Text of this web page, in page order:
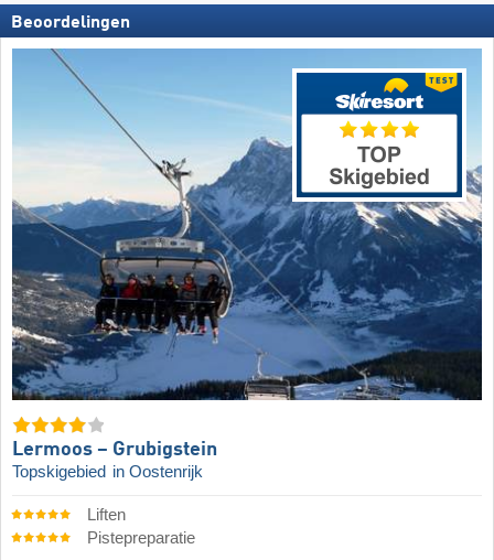
Beoordelingen
Lermoos – Grubigstein
Topskigebied in Oostenrijk
Liften
Pistepreparatie